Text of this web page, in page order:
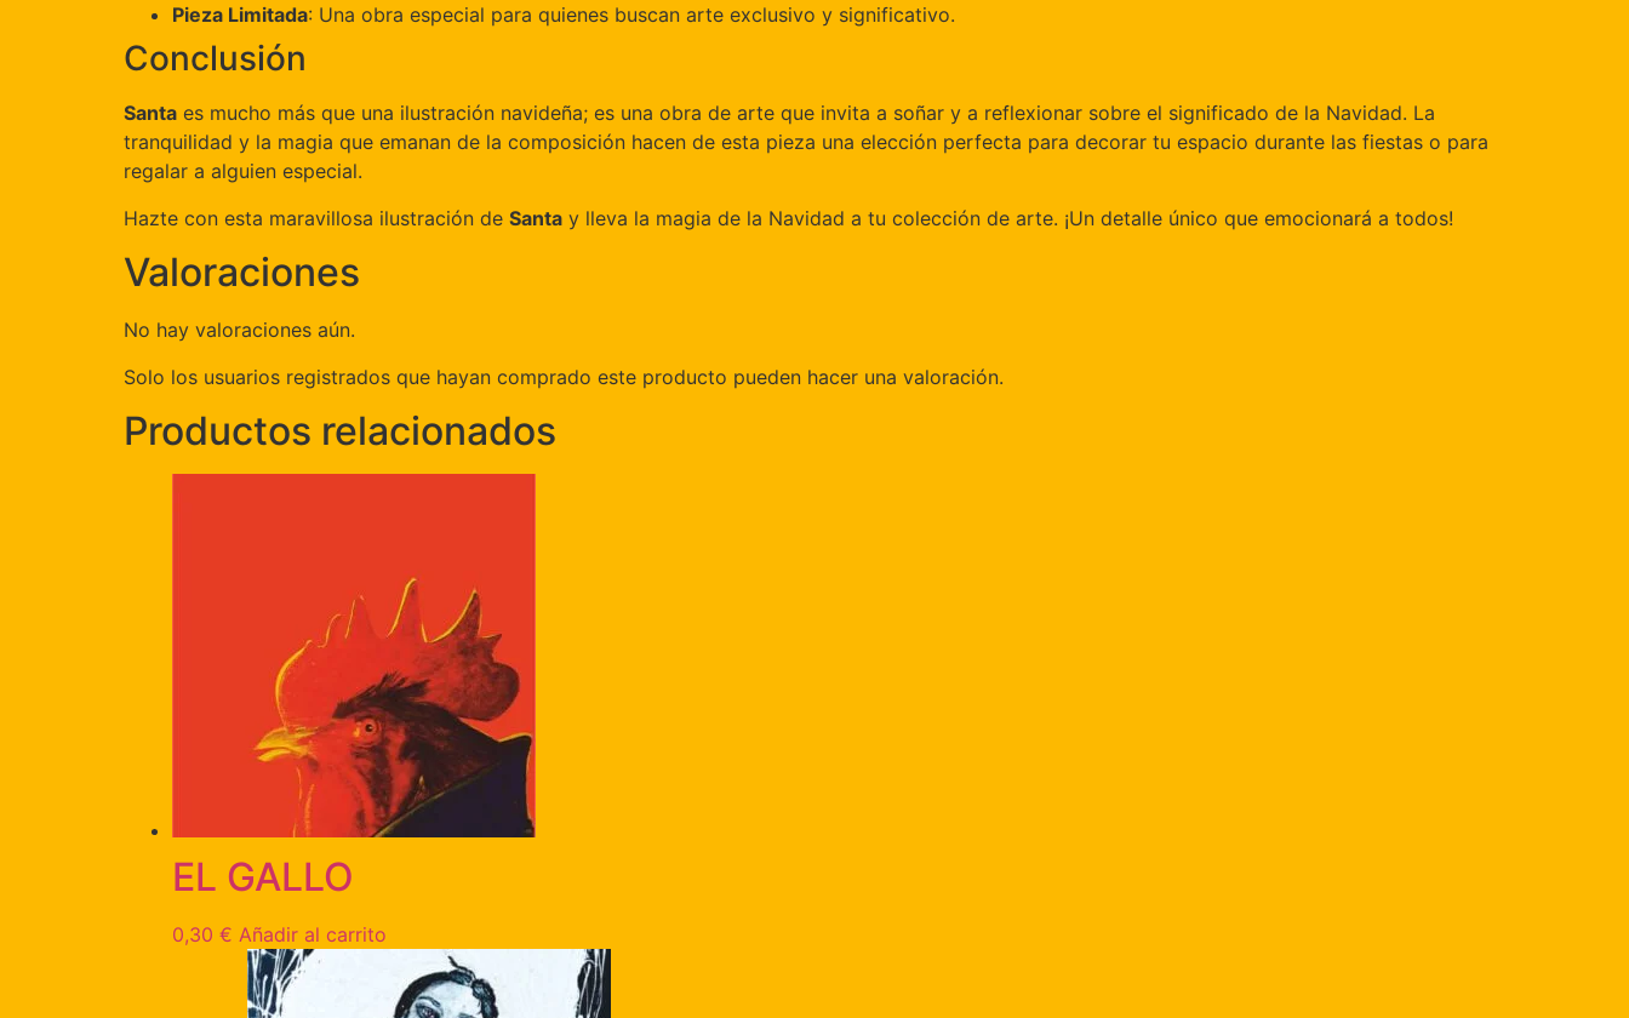
Pieza Limitada: Una obra especial para quienes buscan arte exclusivo y significativo.
Conclusión
Santa es mucho más que una ilustración navideña; es una obra de arte que invita a soñar y a reflexionar sobre el significado de la Navidad. La
tranquilidad y la magia que emanan de la composición hacen de esta pieza una elección perfecta para decorar tu espacio durante las fiestas o para
regalar a alguien especial.
Hazte con esta maravillosa ilustración de Santa y lleva la magia de la Navidad a tu colección de arte. ¡Un detalle único que emocionará a todos!
Valoraciones
No hay valoraciones aún.
Solo los usuarios registrados que hayan comprado este producto pueden hacer una valoración.
Productos relacionados
EL GALLO
0,30 € Añadir al carrito